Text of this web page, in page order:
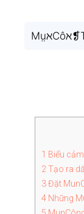
1 Biểu
2Tạo ra
3Đặt
4Những